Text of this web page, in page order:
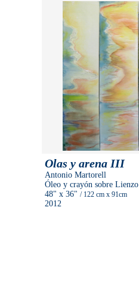
Olas y arena III
Antonio Martorell
Óleo y crayón sobre Lienzo
48" x 36" / 122 cm x 91cm
2012